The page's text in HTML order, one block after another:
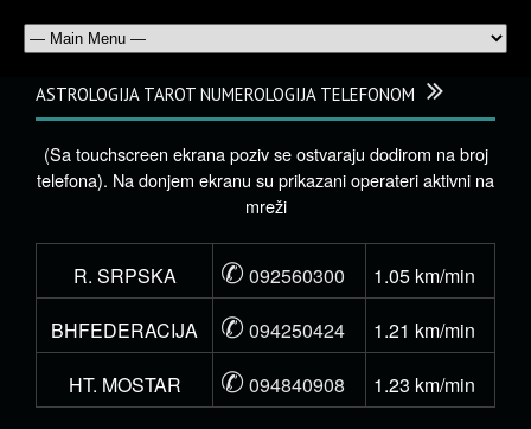
ASTROLOGIJA TAROT NUMEROLOGIJA TELEFONOM
(Sa touchscreen ekrana poziv se ostvaraju dodirom na broj
telefona). Na donjem ekranu su prikazani operateri aktivni na
mreži
R. SRPSKA ✆ 092560300
1.05 km/min
BHFEDERACIJA
✆ 094250424
1.21 km/min
HT. MOSTAR
✆ 094840908 1.23 km/min